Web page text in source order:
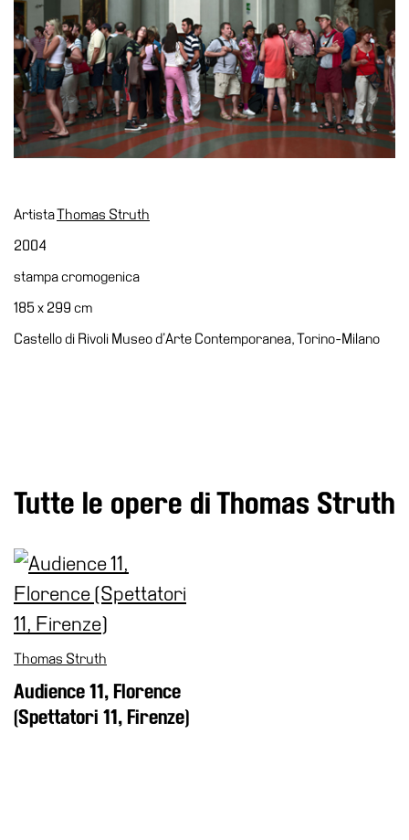
Educazione
Educazione
News
Dipartimento
Educazione
Formazione
Famiglie
Scuole
Visite
guidate
Progetto
Storia
Tutte
sedi
Edificio
Castello
Manica
Lunga
ArtistaThomas Struth
2004
stampa cromogenica
185 x 299 cm
Castello di Rivoli Museo d’Arte Contemporanea, Torino-Milano
Tutte le opere di Thomas Struth
Thomas Struth
Audience 11, Florence
(Spettatori 11, Firenze)